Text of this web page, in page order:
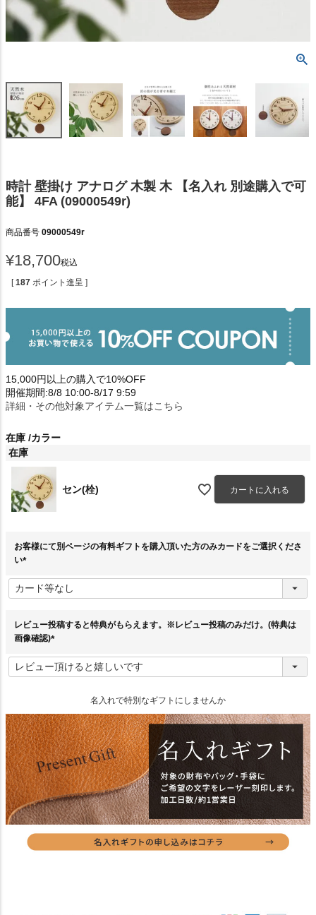
時計 壁掛け アナログ 木製 木 【名入れ 別途購入で可
能】 4FA (09000549r)
商品番号 09000549r
¥18,700税込
[ 187 ポイント進呈 ]
15,000円以上の購入で10%OFF
開催期間:8/8 10:00-8/17 9:59
詳細・その他対象アイテム一覧はこちら
在庫 カラー
在庫
セン(栓) カートに入れる
お客様にて別ページの有料ギフトを購入頂いた方のみカードをご選択くださ
い
必
須
レビュー投稿すると特典がもらえます。※レビュー投稿のみだけ。(特典は
画像確認)
必
須
名入れで特別なギフトにしませんか